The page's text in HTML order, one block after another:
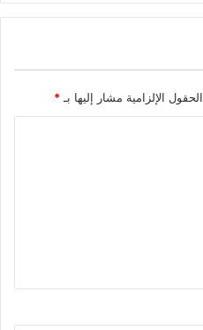
الحقول الإلزامية مشار إليها بـ*